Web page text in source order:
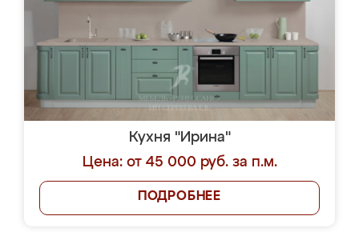
Кухня "Ирина"
Цена: от 45 000 руб. за п.м.
ПОДРОБНЕЕ